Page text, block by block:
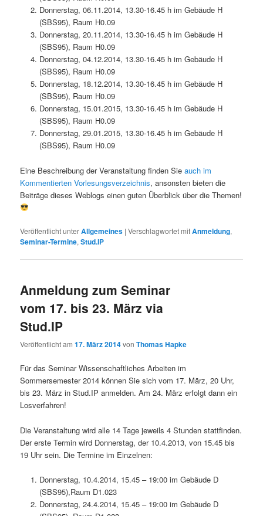
Donnerstag, 06.11.2014, 13.30-16.45 h im Gebäude H
(SBS95), Raum H0.09
Donnerstag, 20.11.2014, 13.30-16.45 h im Gebäude H
(SBS95), Raum H0.09
Donnerstag, 04.12.2014, 13.30-16.45 h im Gebäude H
(SBS95), Raum H0.09
Donnerstag, 18.12.2014, 13.30-16.45 h im Gebäude H
(SBS95), Raum H0.09
Donnerstag, 15.01.2015, 13.30-16.45 h im Gebäude H
(SBS95), Raum H0.09
Donnerstag, 29.01.2015, 13.30-16.45 h im Gebäude H
(SBS95), Raum H0.09
Eine Beschreibung der Veranstaltung finden Sieauch im
Kommentierten Vorlesungsverzeichnis, ansonsten bieten die
Beiträge dieses Weblogs einen guten Überblick über die Themen!
Veröffentlicht unterAllgemeines |Verschlagwortet mitAnmeldung,
Seminar-Termine,Stud.IP
Anmeldung zum Seminar
vom 17. bis 23. März via
Stud.IP
Veröffentlicht am17. März 2014vonThomas Hapke
Für das Seminar Wissenschaftliches Arbeiten im
Sommersemester 2014 können Sie sich vom 17. März, 20 Uhr,
bis 23. März in Stud.IP anmelden. Am 24. März erfolgt dann ein
Losverfahren!
Die Veranstaltung wird alle 14 Tage jeweils 4 Stunden stattfinden.
Der erste Termin wird Donnerstag, der 10.4.2013, von 15.45 bis
19 Uhr sein. Die Termine im Einzelnen:
Donnerstag, 10.4.2014, 15.45 – 19:00 im Gebäude D
(SBS95),Raum D1.023
Donnerstag, 24.4.2014, 15.45 – 19:00 im Gebäude D